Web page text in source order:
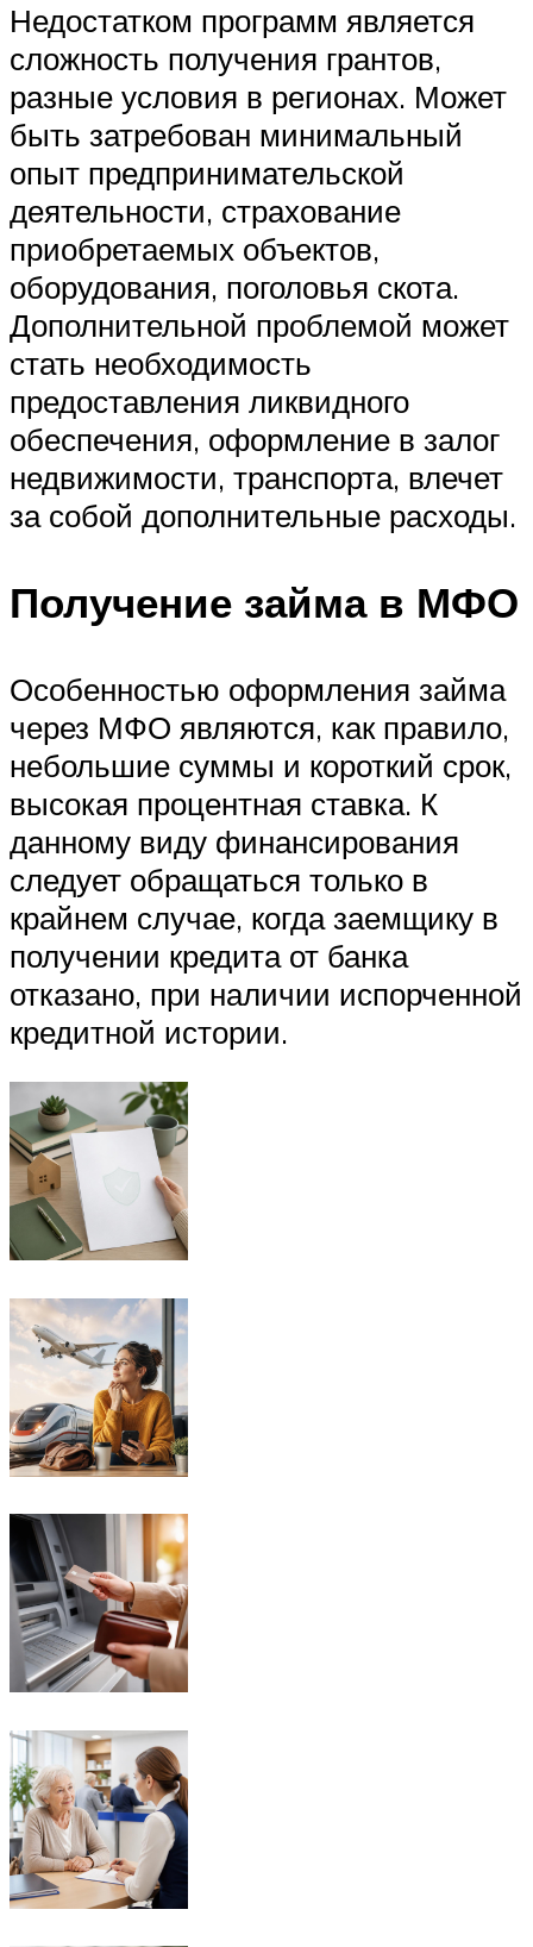
Недостатком программ является
сложность получения грантов,
разные условия в регионах. Может
быть затребован минимальный
опыт предпринимательской
деятельности, страхование
приобретаемых объектов,
оборудования, поголовья скота.
Дополнительной проблемой может
стать необходимость
предоставления ликвидного
обеспечения, оформление в залог
недвижимости, транспорта, влечет
за собой дополнительные расходы.
Получение займа в МФО
Особенностью оформления займа
через МФО являются, как правило,
небольшие суммы и короткий срок,
высокая процентная ставка. К
данному виду финансирования
следует обращаться только в
крайнем случае, когда заемщику в
получении кредита от банка
отказано, при наличии испорченной
кредитной истории.